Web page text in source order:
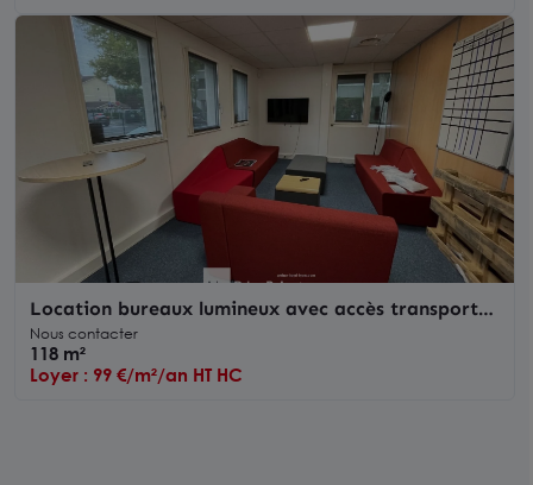
Location bureaux lumineux avec accès transports
à Bron Les Citadelles
Nous contacter
118 m²
Loyer : 99 €/m²/an HT HC